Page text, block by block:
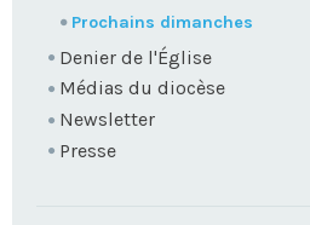
Prochains dimanches
Denier de l'Église
Médias du diocèse
Newsletter
Presse